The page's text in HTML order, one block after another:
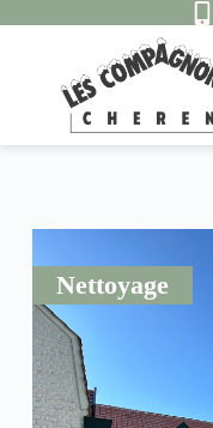
Nettoyage